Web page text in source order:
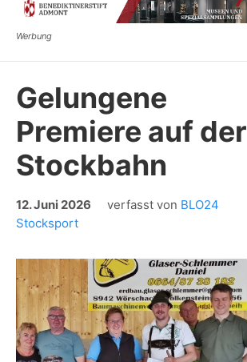
Gelungene
Premiere auf der
Stockbahn
12. Juni 2026 verfasst von BLO24
Stocksport